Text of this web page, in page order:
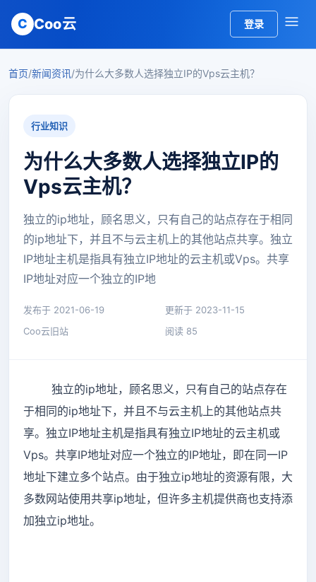
C Coo云 登录
首页/新闻资讯/为什么大多数人选择独立IP的Vps云主机？
行业知识
为什么大多数人选择独立IP的
Vps云主机？
独立的ip地址，顾名思义，只有自己的站点存在于相同
的ip地址下，并且不与云主机上的其他站点共享。独立
IP地址主机是指具有独立IP地址的云主机或Vps。共享
IP地址对应一个独立的IP地
发布于 2021-06-19
更新于 2023-11-15
Coo云旧站
阅读 85
独立的ip地址，顾名思义，只有自己的站点存在
于相同的ip地址下，并且不与云主机上的其他站点共
享。独立IP地址主机是指具有独立IP地址的云主机或
Vps。共享IP地址对应一个独立的IP地址，即在同一IP
地址下建立多个站点。由于独立ip地址的资源有限，大
多数网站使用共享ip地址，但许多主机提供商也支持添
加独立ip地址。